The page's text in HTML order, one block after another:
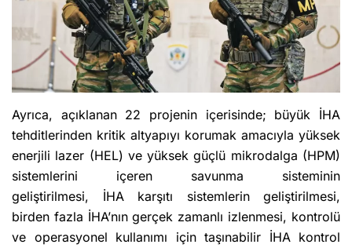
Ayrıca, açıklanan 22 projenin içerisinde; büyük İHA
tehditlerinden kritik altyapıyı korumak amacıyla yüksek
enerjili lazer (HEL) ve yüksek güçlü mikrodalga (HPM)
sistemlerini içeren savunma sisteminin
geliştirilmesi, İHA karşıtı sistemlerin geliştirilmesi,
birden fazla İHA’nın gerçek zamanlı izlenmesi, kontrolü
ve operasyonel kullanımı için taşınabilir İHA kontrol